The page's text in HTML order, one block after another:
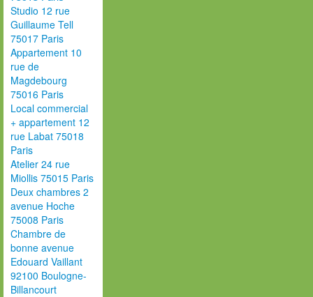
Studio 12 rue
Guillaume Tell
75017 Paris
Appartement 10
rue de
Magdebourg
75016 Paris
Local commercial
+ appartement 12
rue Labat 75018
Paris
Atelier 24 rue
Miollis 75015 Paris
Deux chambres 2
avenue Hoche
75008 Paris
Chambre de
bonne avenue
Edouard Vaillant
92100 Boulogne-
Billancourt